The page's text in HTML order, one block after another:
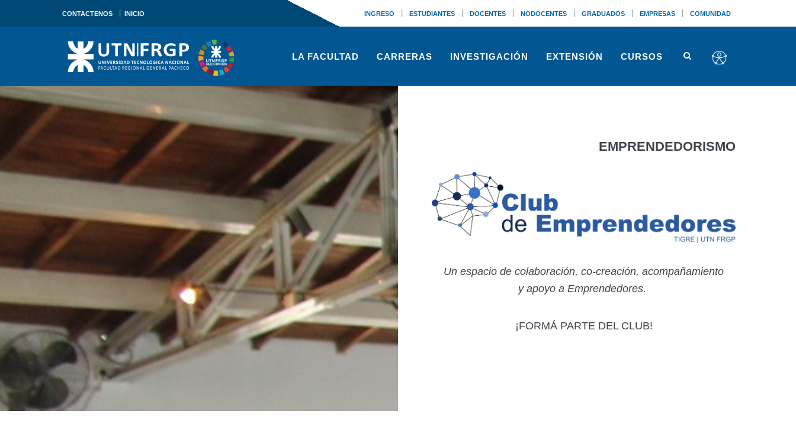
CONTACTENOS INICIO INGRESO ESTUDIANTES DOCENTES NODOCENTES GRADUADOS EMPRESAS COMUNIDAD
LA FACULTAD CARRERAS INVESTIGACIÓN EXTENSIÓN CURSOS
EMPRENDEDORISMO
Un espacio de colaboración, co-creación, acompañamiento
y apoyo a Emprendedores.
¡FORMÁ PARTE DEL CLUB!